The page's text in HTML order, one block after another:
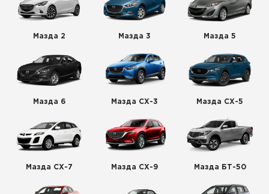
Мазда 2 Мазда 3 Мазда 5
Мазда 6 Мазда СХ-3 Мазда СХ-5
Мазда СХ-7 Мазда СХ-9 Мазда БТ-50